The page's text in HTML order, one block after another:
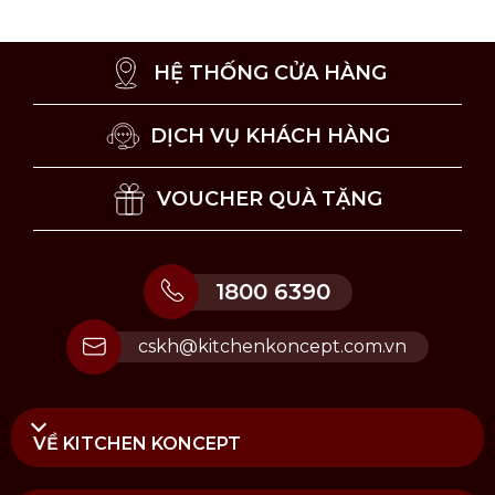
Không dùng dao để chặt thực phẩm đông lạnh
hoặc các đồ vật quá cứng.
Thỉnh thoảng bạn nên mài lại dao bằng đá mài
hoặc đồ mài dao chuyên dụng, để khắc phục
HỆ THỐNG CỬA HÀNG
DỊCH VỤ KHÁCH HÀNG
VOUCHER QUÀ TẶNG
1800 6390
cskh@kitchenkoncept.com.vn
VỀ KITCHEN KONCEPT